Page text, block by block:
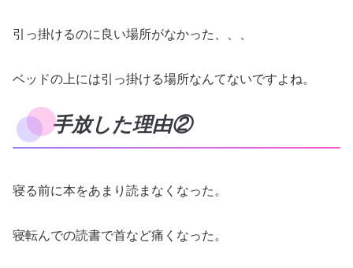
引っ掛けるのに良い場所がなかった、、、
ベッドの上には引っ掛ける場所なんてないですよね。
手放した理由②
寝る前に本をあまり読まなくなった。
寝転んでの読書で首など痛くなった。